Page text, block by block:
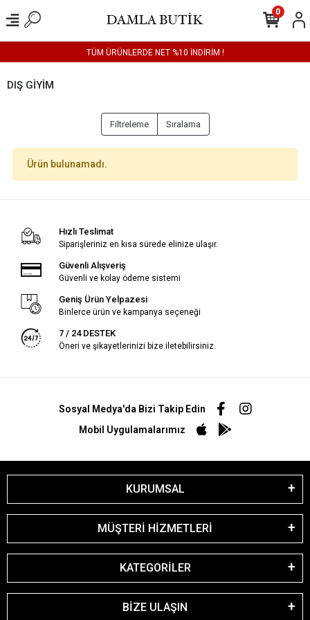
TÜM ÜRÜNLERDE NET %10 İNDİRİM !
0
DIŞ GİYİM
Filtreleme Sıralama
Ürün bulunamadı.
Hızlı Teslimat
Siparişleriniz en kısa sürede elinize ulaşır.
Güvenli Alışveriş
Güvenli ve kolay ödeme sistemi
Geniş Ürün Yelpazesi
Binlerce ürün ve kampanya seçeneği
7 / 24 DESTEK
Öneri ve şikayetlerinizi bize iletebilirsiniz.
Sosyal Medya'da Bizi Takip Edin
Mobil Uygulamalarımız
KURUMSAL
MÜŞTERİ HİZMETLERİ
KATEGORİLER
BİZE ULAŞIN